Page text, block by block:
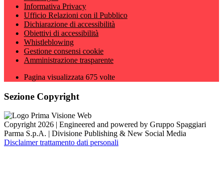
Informativa Privacy
Ufficio Relazioni con il Pubblico
Dichiarazione di accessibilità
Obiettivi di accessibilità
Whistleblowing
Gestione consensi cookie
Amministrazione trasparente
Pagina visualizzata 675 volte
Sezione Copyright
Copyright 2026 | Engineered and powered by Gruppo Spaggiari
Parma S.p.A. | Divisione Publishing & New Social Media
Disclaimer trattamento dati personali